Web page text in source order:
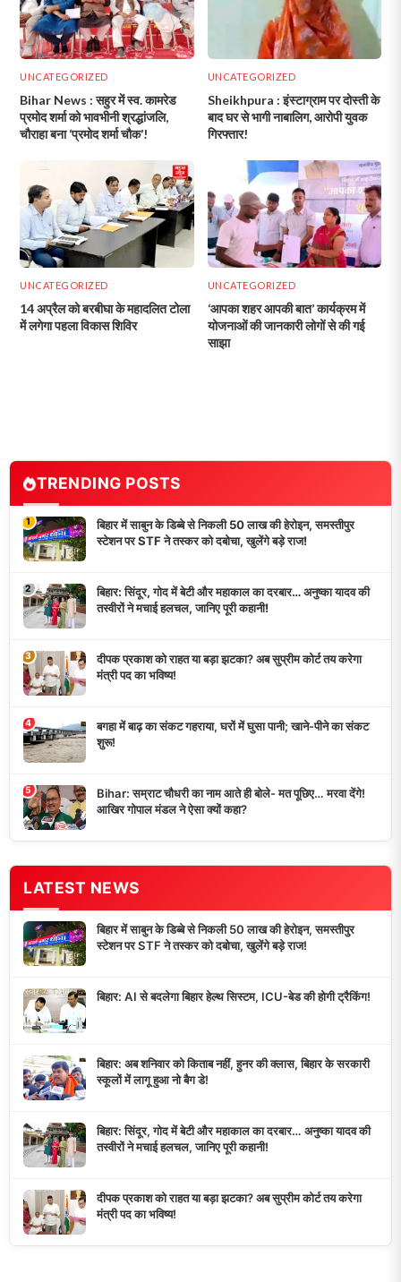
UNCATEGORIZED
Bihar News : सहुर में स्व. कामरेड
प्रमोद शर्मा को भावभीनी श्रद्धांजलि,
चौराहा बना ‘प्रमोद शर्मा चौक’!
UNCATEGORIZED
Sheikhpura : इंस्टाग्राम पर दोस्ती के
बाद घर से भागी नाबालिग, आरोपी युवक
गिरफ्तार!
UNCATEGORIZED
14 अप्रैल को बरबीघा के महादलित टोला
में लगेगा पहला विकास शिविर
UNCATEGORIZED
‘आपका शहर आपकी बात’ कार्यक्रम में
योजनाओं की जानकारी लोगों से की गई
साझा
TRENDING POSTS
1
बिहार में साबुन के डिब्बे से निकली 50 लाख की हेरोइन, समस्तीपुर
स्टेशन पर STF ने तस्कर को दबोचा, खुलेंगे बड़े राज!
2
बिहार: सिंदूर, गोद में बेटी और महाकाल का दरबार… अनुष्का यादव की
तस्वीरों ने मचाई हलचल, जानिए पूरी कहानी!
3
दीपक प्रकाश को राहत या बड़ा झटका? अब सुप्रीम कोर्ट तय करेगा
मंत्री पद का भविष्य!
4
बगहा में बाढ़ का संकट गहराया, घरों में घुसा पानी; खाने-पीने का संकट
शुरू!
5
Bihar: सम्राट चौधरी का नाम आते ही बोले- मत पूछिए… मरवा देंगे!
आखिर गोपाल मंडल ने ऐसा क्यों कहा?
LATEST NEWS
बिहार में साबुन के डिब्बे से निकली 50 लाख की हेरोइन, समस्तीपुर
स्टेशन पर STF ने तस्कर को दबोचा, खुलेंगे बड़े राज!
बिहार: AI से बदलेगा बिहार हेल्थ सिस्टम, ICU-बेड की होगी ट्रैकिंग!
बिहार: अब शनिवार को किताब नहीं, हुनर की क्लास, बिहार के सरकारी
स्कूलों में लागू हुआ नो बैग डे!
बिहार: सिंदूर, गोद में बेटी और महाकाल का दरबार… अनुष्का यादव की
तस्वीरों ने मचाई हलचल, जानिए पूरी कहानी!
दीपक प्रकाश को राहत या बड़ा झटका? अब सुप्रीम कोर्ट तय करेगा
मंत्री पद का भविष्य!